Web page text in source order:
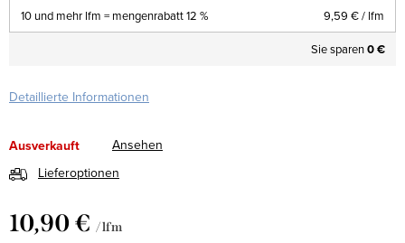
10 und mehr lfm = mengenrabatt 12 % 9,59 €/ lfm
Sie sparen0 €
Detaillierte Informationen
Ausverkauft
Ansehen
Lieferoptionen
10,90 € / lfm